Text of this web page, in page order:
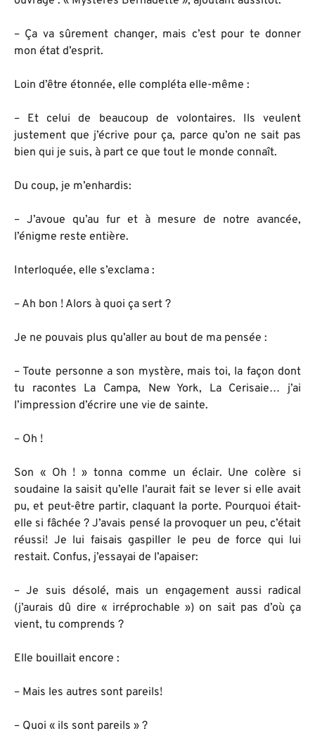
– Ça va sûrement changer, mais c’est pour te donner
mon état d’esprit.
Loin d’être étonnée, elle compléta elle-même :
– Et celui de beaucoup de volontaires. Ils veulent
justement que j’écrive pour ça, parce qu’on ne sait pas
bien qui je suis, à part ce que tout le monde connaît.
Du coup, je m’enhardis:
– J’avoue qu’au fur et à mesure de notre avancée,
l’énigme reste entière.
Interloquée, elle s’exclama :
– Ah bon ! Alors à quoi ça sert ?
Je ne pouvais plus qu’aller au bout de ma pensée :
– Toute personne a son mystère, mais toi, la façon dont
tu racontes La Campa, New York, La Cerisaie… j’ai
l’impression d’écrire une vie de sainte.
– Oh !
Son « Oh ! » tonna comme un éclair. Une colère si
soudaine la saisit qu’elle l’aurait fait se lever si elle avait
pu, et peut-être partir, claquant la porte. Pourquoi était-
elle si fâchée ? J’avais pensé la provoquer un peu, c’était
réussi! Je lui faisais gaspiller le peu de force qui lui
restait. Confus, j’essayai de l’apaiser:
– Je suis désolé, mais un engagement aussi radical
(j’aurais dû dire « irréprochable ») on sait pas d’où ça
vient, tu comprends ?
Elle bouillait encore :
– Mais les autres sont pareils!
– Quoi « ils sont pareils » ?